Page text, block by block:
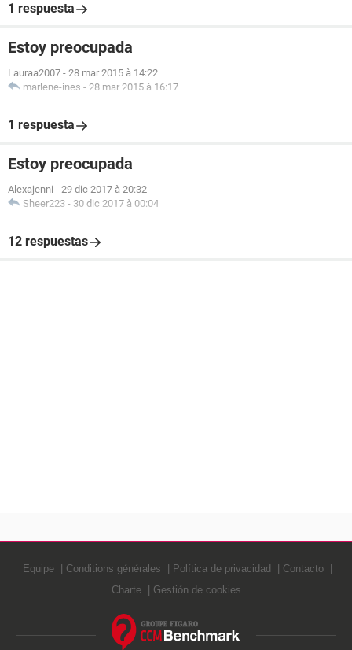
1 respuesta
Estoy preocupada
Lauraa2007 - 28 mar 2015 à 14:22
marlene-ines - 28 mar 2015 à 16:17
1 respuesta
Estoy preocupada
Alexajenni - 29 dic 2017 à 20:32
Sheer223 - 30 dic 2017 à 00:04
12 respuestas
Equipe Conditions générales Política de privacidad
Contacto
Charte
Gestión de cookies